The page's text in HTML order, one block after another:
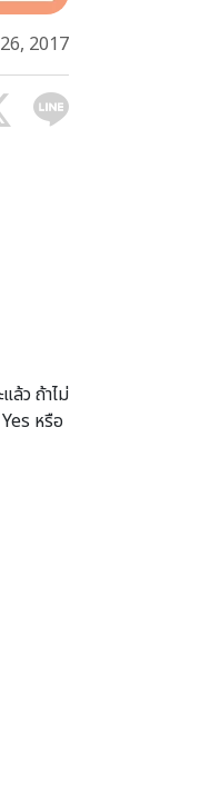
2017
ล้ว ถ้าไม่
หรือ